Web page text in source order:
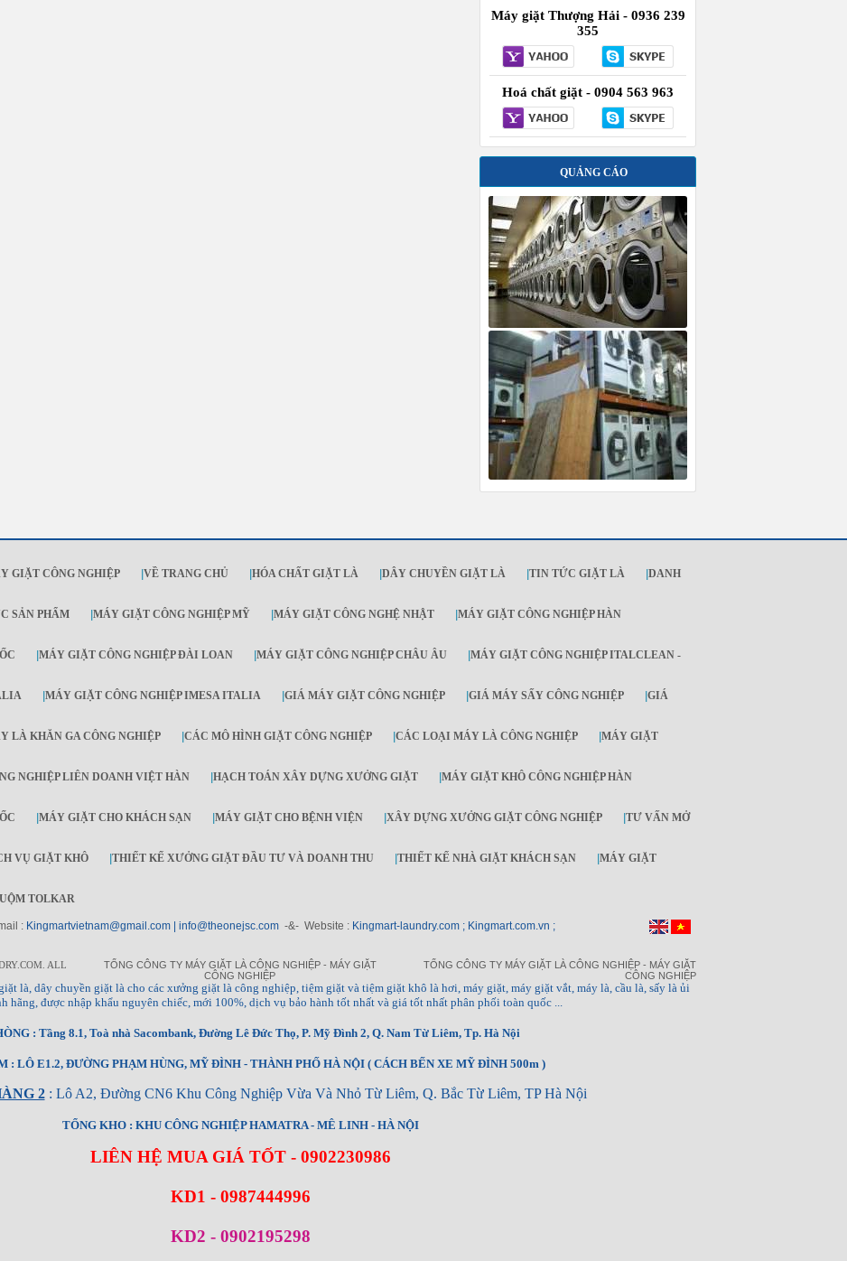
Máy giặt Thượng Hải - 0936 239
355
Hoá chất giặt - 0904 563 963
QUẢNG CÁO
GIẶT CÔNG NGHIỆP |VỀ TRANG CHỦ |HÓA CHẤT GIẶT LÀ |DÂY CHUYỀN GIẶT LÀ |TIN TỨC GIẶT LÀ |DANH
SẢN PHẨM |MÁY GIẶT CÔNG NGHIỆP MỸ |MÁY GIẶT CÔNG NGHỆ NHẬT |MÁY GIẶT CÔNG NGHIỆP HÀN
|MÁY GIẶT CÔNG NGHIỆP ĐÀI LOAN |MÁY GIẶT CÔNG NGHIỆP CHÂU ÂU |MÁY GIẶT CÔNG NGHIỆP ITALCLEAN -
|MÁY GIẶT CÔNG NGHIỆP IMESA ITALIA |GIÁ MÁY GIẶT CÔNG NGHIỆP |GIÁ MÁY SẤY CÔNG NGHIỆP |GIÁ
LÀ KHĂN GA CÔNG NGHIỆP |CÁC MÔ HÌNH GIẶT CÔNG NGHIỆP |CÁC LOẠI MÁY LÀ CÔNG NGHIỆP |MÁY GIẶT
NGHIỆP LIÊN DOANH VIỆT HÀN |HẠCH TOÁN XÂY DỰNG XƯỞNG GIẶT |MÁY GIẶT KHÔ CÔNG NGHIỆP HÀN
|MÁY GIẶT CHO KHÁCH SẠN |MÁY GIẶT CHO BỆNH VIỆN |XÂY DỰNG XƯỞNG GIẶT CÔNG NGHIỆP |TƯ VẤN MỞ
VỤ GIẶT KHÔ |THIẾT KẾ XƯỞNG GIẶT ĐẦU TƯ VÀ DOANH THU |THIẾT KẾ NHÀ GIẶT KHÁCH SẠN |MÁY GIẶT
TOLKAR
: Kingmartvietnam@gmail.com | info@theonejsc.com -&- Website : Kingmart-laundry.com ; Kingmart.com.vn ;
ALL
TỔNG CÔNG TY MÁY GIẶT LÀ CÔNG NGHIỆP - MÁY GIẶT
CÔNG NGHIỆP
TỔNG CÔNG TY MÁY GIẶT LÀ CÔNG NGHIỆP - MÁY GIẶT
CÔNG NGHIỆP
là, dây chuyền giặt là cho các xưởng giặt là công nghiệp, tiệm giặt và tiệm giặt khô là hơi, máy giặt, máy giặt vắt, máy là, cầu là, sấy là ủi
được nhập khẩu nguyên chiếc, mới 100%, dịch vụ bảo hành tốt nhất và giá tốt nhất phân phối toàn quốc ...
: Tầng 8.1, Toà nhà Sacombank, Đường Lê Đức Thọ, P. Mỹ Đình 2, Q. Nam Từ Liêm, Tp. Hà Nội
: LÔ E1.2, ĐƯỜNG PHẠM HÙNG, MỸ ĐÌNH - THÀNH PHỐ HÀ NỘI ( CÁCH BẾN XE MỸ ĐÌNH 500m )
2: Lô A2, Đường CN6 Khu Công Nghiệp Vừa Và Nhỏ Từ Liêm, Q. Bắc Từ Liêm, TP Hà Nội
TỔNG KHO : KHU CÔNG NGHIỆP HAMATRA - MÊ LINH - HÀ NỘI
LIÊN HỆ MUA GIÁ TỐT - 0902230986
KD1 - 0987444996
KD2 - 0902195298